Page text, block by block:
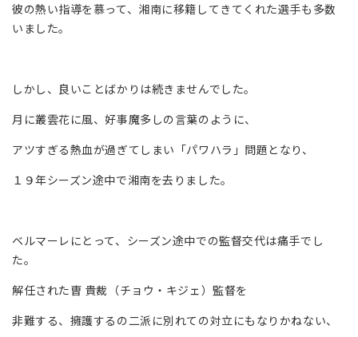
彼の熱い指導を慕って、湘南に移籍してきてくれた選手も多数
いました。
しかし、良いことばかりは続きませんでした。
月に叢雲花に風、好事魔多しの言葉のように、
アツすぎる熱血が過ぎてしまい「パワハラ」問題となり、
１９年シーズン途中で湘南を去りました。
ベルマーレにとって、シーズン途中での監督交代は痛手でし
た。
解任された曺 貴裁（チョウ・キジェ）監督を
非難する、擁護するの二派に別れての対立にもなりかねない、